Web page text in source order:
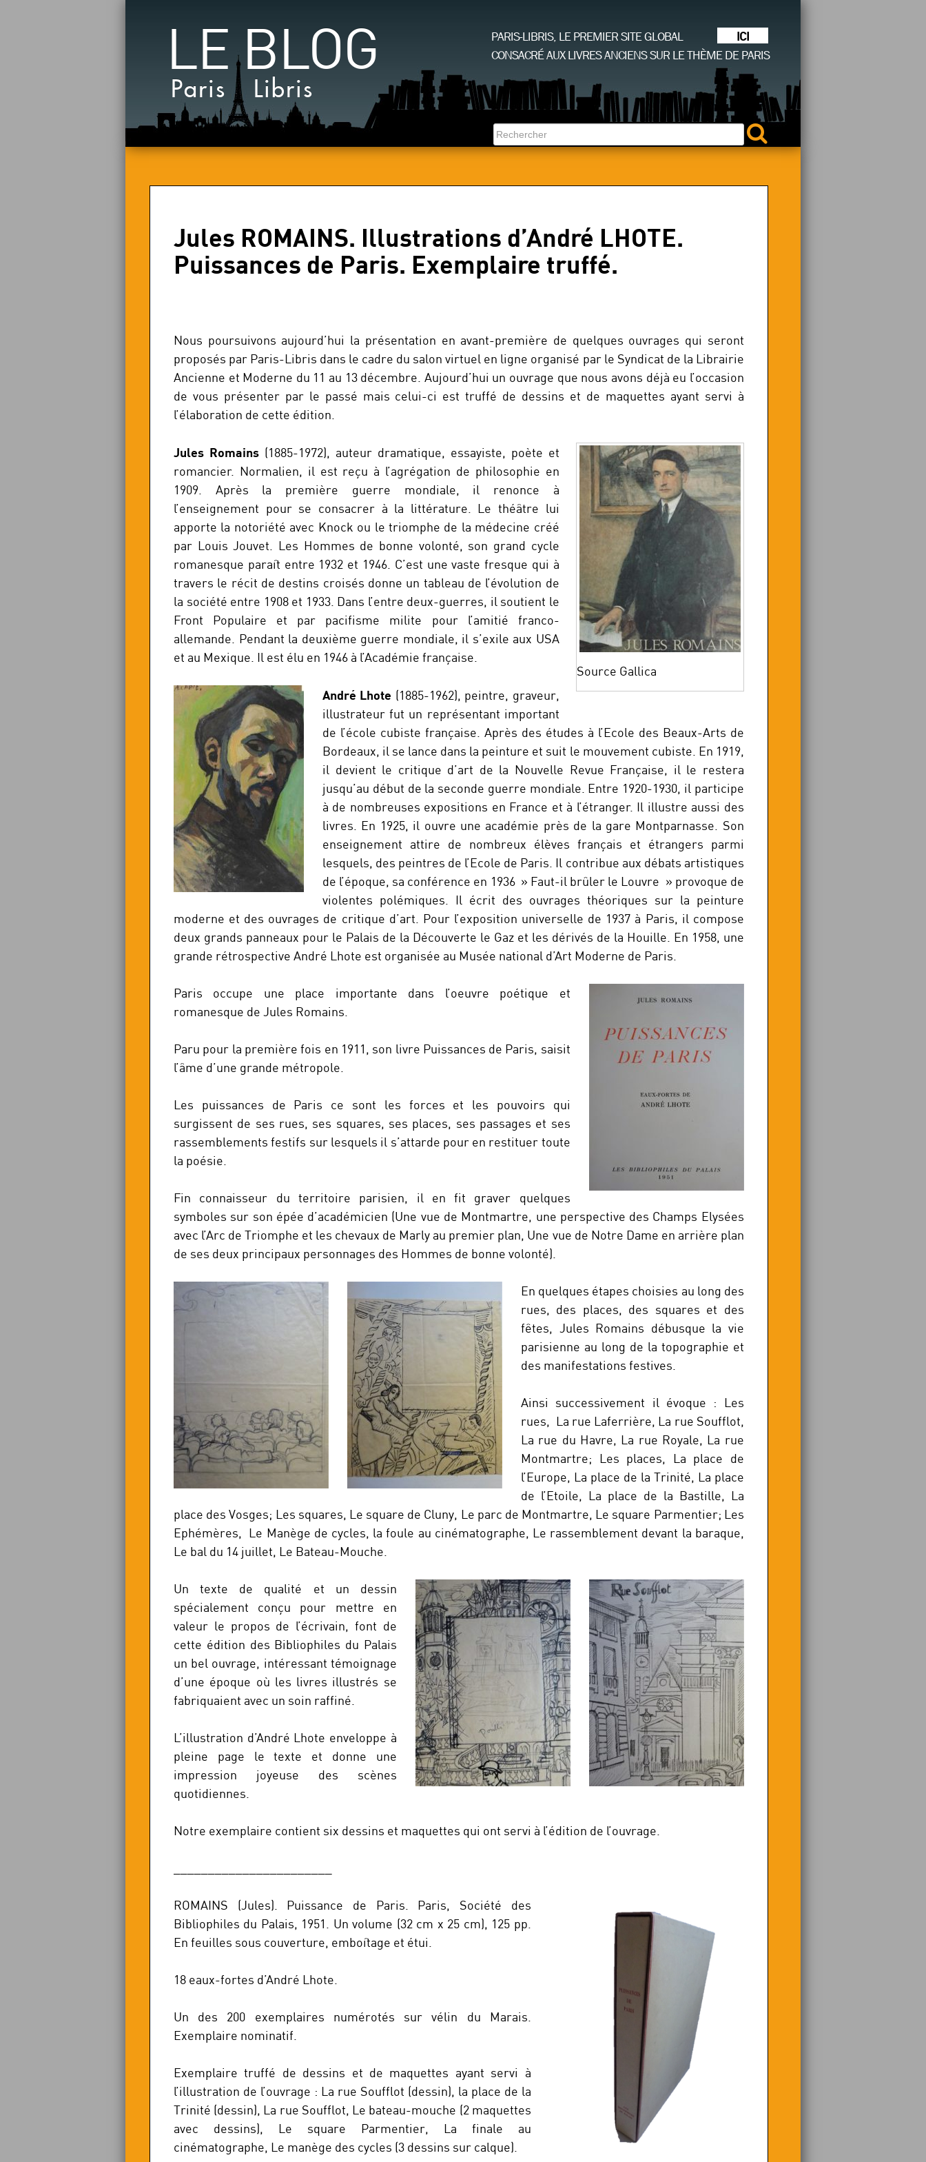
LE BLOG
Paris Libris
PARIS-LIBRIS, LE PREMIER SITE GLOBAL
ICI
CONSACRÉ AUX LIVRES ANCIENS SUR LE THÈME DE PARIS
Jules ROMAINS. Illustrations d’André LHOTE.
Puissances de Paris. Exemplaire truffé.
Nous poursuivons aujourd’hui la présentation en avant-première de quelques ouvrages qui seront
proposés par Paris-Libris dans le cadre du salon virtuel en ligne organisé par le Syndicat de la Librairie
Ancienne et Moderne du 11 au 13 décembre. Aujourd’hui un ouvrage que nous avons déjà eu l’occasion
de vous présenter par le passé mais celui-ci est truffé de dessins et de maquettes ayant servi à
l’élaboration de cette édition.
Source Gallica
Jules Romains(1885-1972), auteur dramatique, essayiste, poète et
romancier. Normalien, il est reçu à l’agrégation de philosophie en
1909. Après la première guerre mondiale, il renonce à
l’enseignement pour se consacrer à la littérature. Le théâtre lui
apporte la notoriété avec Knock ou le triomphe de la médecine créé
par Louis Jouvet. Les Hommes de bonne volonté, son grand cycle
romanesque paraît entre 1932 et 1946. C’est une vaste fresque qui à
travers le récit de destins croisés donne un tableau de l’évolution de
la société entre 1908 et 1933. Dans l’entre deux-guerres, il soutient le
Front Populaire et par pacifisme milite pour l’amitié franco-
allemande. Pendant la deuxième guerre mondiale, il s’exile aux USA
et au Mexique. Il est élu en 1946 à l’Académie française.
André Lhote (1885-1962), peintre, graveur,
illustrateur fut un représentant important
de l’école cubiste française. Après des études à l’Ecole des Beaux-Arts de
Bordeaux, il se lance dans la peinture et suit le mouvement cubiste. En 1919,
il devient le critique d’art de la Nouvelle Revue Française, il le restera
jusqu’au début de la seconde guerre mondiale. Entre 1920-1930, il participe
à de nombreuses expositions en France et à l’étranger. Il illustre aussi des
livres. En 1925, il ouvre une académie près de la gare Montparnasse. Son
enseignement attire de nombreux élèves français et étrangers parmi
lesquels, des peintres de l’Ecole de Paris. Il contribue aux débats artistiques
de l’époque, sa conférence en 1936 » Faut-il brûler le Louvre » provoque de
violentes polémiques. Il écrit des ouvrages théoriques sur la peinture
moderne et des ouvrages de critique d’art. Pour l’exposition universelle de 1937 à Paris, il compose
deux grands panneaux pour le Palais de la Découverte le Gaz et les dérivés de la Houille. En 1958, une
grande rétrospective André Lhote est organisée au Musée national d’Art Moderne de Paris.
Paris occupe une place importante dans l’oeuvre poétique et
romanesque de Jules Romains.
Paru pour la première fois en 1911, son livre Puissances de Paris, saisit
l’âme d’une grande métropole.
Les puissances de Paris ce sont les forces et les pouvoirs qui
surgissent de ses rues, ses squares, ses places, ses passages et ses
rassemblements festifs sur lesquels il s’attarde pour en restituer toute
la poésie.
Fin connaisseur du territoire parisien, il en fit graver quelques
symboles sur son épée d’académicien (Une vue de Montmartre, une perspective des Champs Elysées
avec l’Arc de Triomphe et les chevaux de Marly au premier plan, Une vue de Notre Dame en arrière plan
de ses deux principaux personnages des Hommes de bonne volonté).
En quelques étapes choisies au long des
rues, des places, des squares et des
fêtes, Jules Romains débusque la vie
parisienne au long de la topographie et
des manifestations festives.
Ainsi successivement il évoque : Les
rues, La rue Laferrière, La rue Soufflot,
La rue du Havre, La rue Royale, La rue
Montmartre; Les places, La place de
l’Europe, La place de la Trinité, La place
de l’Etoile, La place de la Bastille, La
place des Vosges; Les squares, Le square de Cluny, Le parc de Montmartre, Le square Parmentier; Les
Ephémères, Le Manège de cycles, la foule au cinématographe, Le rassemblement devant la baraque,
Le bal du 14 juillet, Le Bateau-Mouche.
Un texte de qualité et un dessin
spécialement conçu pour mettre en
valeur le propos de l’écrivain, font de
cette édition des Bibliophiles du Palais
un bel ouvrage, intéressant témoignage
d’une époque où les livres illustrés se
fabriquaient avec un soin raffiné.
L’illustration d’André Lhote enveloppe à
pleine page le texte et donne une
impression joyeuse des scènes
quotidiennes.
Notre exemplaire contient six dessins et maquettes qui ont servi à l’édition de l’ouvrage.
ROMAINS (Jules). Puissance de Paris. Paris, Société des
Bibliophiles du Palais, 1951. Un volume (32 cm x 25 cm), 125 pp.
En feuilles sous couverture, emboîtage et étui.
18 eaux-fortes d’André Lhote.
Un des 200 exemplaires numérotés sur vélin du Marais.
Exemplaire nominatif.
Exemplaire truffé de dessins et de maquettes ayant servi à
l’illustration de l’ouvrage : La rue Soufflot (dessin), la place de la
Trinité (dessin), La rue Soufflot, Le bateau-mouche (2 maquettes
avec dessins), Le square Parmentier, La finale au
cinématographe, Le manège des cycles (3 dessins sur calque).